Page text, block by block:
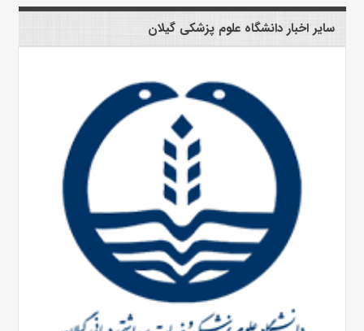
سایر اخبار دانشگاه علوم پزشکی گیلان